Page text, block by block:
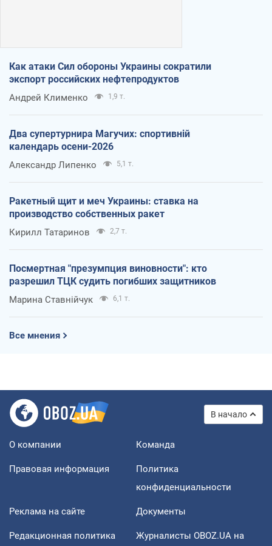
Как атаки Сил обороны Украины сократили
экспорт российских нефтепродуктов
Андрей Клименко 1,9 т.
Два супертурнира Магучих: спортивній
календарь осени-2026
Александр Липенко 5,1 т.
Ракетный щит и меч Украины: ставка на
производство собственных ракет
Кирилл Татаринов 2,7 т.
Посмертная "презумпция виновности": кто
разрешил ТЦК судить погибших защитников
Марина Ставнійчук 6,1 т.
Все мнения
В начало
О компании Команда
Правовая информация
Политика
конфиденциальности
Реклама на сайте Документы
Редакционная политика
Журналисты OBOZ.UA на